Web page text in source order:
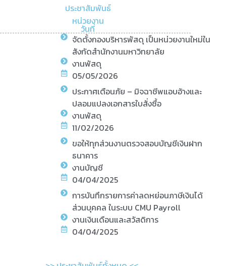
ประชาสัมพันธ์
หน่วยงาน
วันที่
จัดตั้งกองบริหารพัสดุ เป็นหน่วยงานใหม่ใน
สังกัดสำนักงานมหาวิทยาลัย
งานพัสดุ
05/05/2026
ประกาศเตือนภัย – มิจฉาชีพแอบอ้างและ
ปลอมแปลงเอกสารใบสั่งซื้อ
งานพัสดุ
11/02/2026
ขอให้ทุกส่วนงานตรวจสอบบัญชีเงินฝาก
ธนาคาร
งานบัญชี
04/04/2025
การบันทึกรายการค่าลดหย่อนภาษีเงินได้
ส่วนบุคคล ในระบบ CMU Payroll
งานเงินเดือนและสวัสดิการ
04/04/2025